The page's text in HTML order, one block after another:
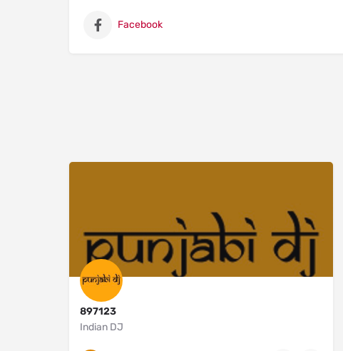
Facebook
897123
Indian DJ